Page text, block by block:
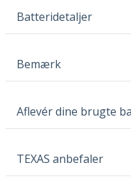
Batteridetaljer
Bemærk
Aflevér dine brugte
TEXAS anbefaler